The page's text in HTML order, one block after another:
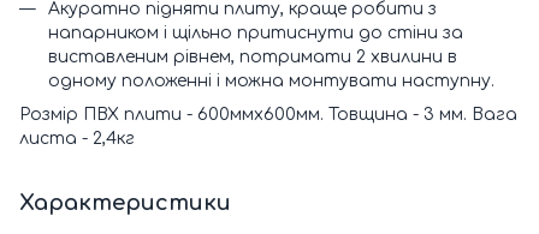
Акуратно підняти плиту, краще робити з
напарником і щільно притиснути до стіни за
виставленим рівнем, потримати 2 хвилини в
одному положенні і можна монтувати наступну.
Розмір ПВХ плити - 600ммх600мм. Товщина - 3 мм. Вага
листа - 2,4кг
Характеристики